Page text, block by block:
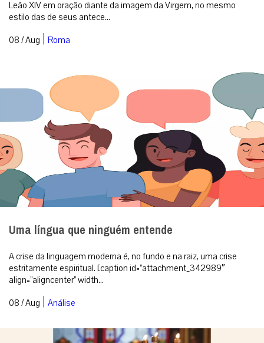
Uma língua que ninguém entende
A crise da linguagem moderna é, no fundo e na raiz, uma crise
estritamente espiritual. [caption id=”attachment_342989″
align=”aligncenter” width...
08 / Aug|Análise
Como surgiu o costume de usar velas para a
Missa?